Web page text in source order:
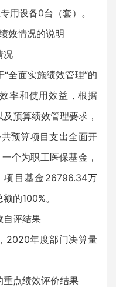
用设备0台（套）。
效情况的说明
况
全面实施绩效管理”的
率和使用效益，根据
预算绩效管理要求，
预算项目支出全面开
个为职工医保基金，
项目基金26796.34万
的100%。
自评结果
2020年度部门决算量
重点绩效评价结果